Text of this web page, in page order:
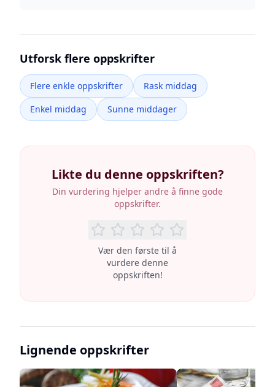
Utforsk flere oppskrifter
Flere enkle oppskrifter
Rask middag
Enkel middag
Sunne middager
Likte du denne oppskriften?
Din vurdering hjelper andre å finne gode
oppskrifter.
Vær den første til å
vurdere denne
oppskriften!
Lignende oppskrifter